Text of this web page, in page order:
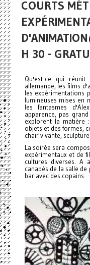
COURTS
H 30 -
Qu'est-ce qui
allemande, les films
les expérimentations
lumineuses mises en
les fantasmes
apparence, pas
explorent la matière
objets et des formes,
chair vivante,
La soirée sera
expérimentaux et de
cultures diverses. A
canapés de la salle
bar avec des copains.